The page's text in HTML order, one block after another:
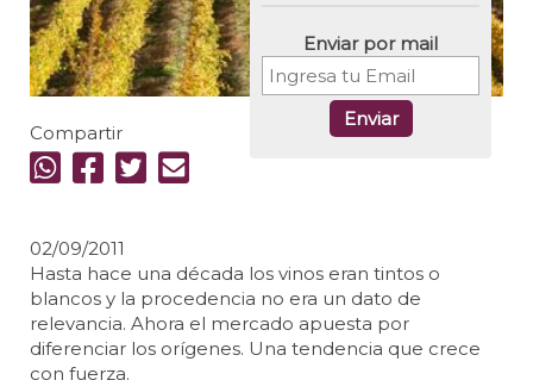
Enviar por mail
Enviar
Compartir
02/09/2011
Hasta hace una década los vinos eran tintos o
blancos y la procedencia no era un dato de
relevancia. Ahora el mercado apuesta por
diferenciar los orígenes. Una tendencia que crece
con fuerza.